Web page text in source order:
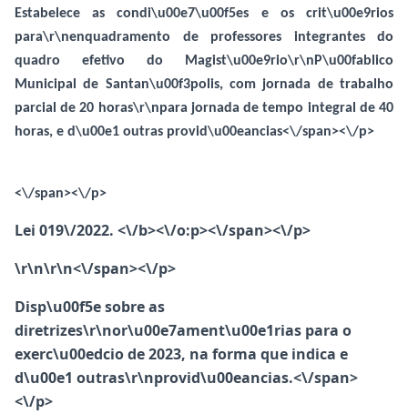
Estabelece as condi\u00e7\u00f5es e os crit\u00e9rios
para\r\nenquadramento de professores integrantes do
quadro efetivo do Magist\u00e9rio\r\nP\u00fablico
Municipal de Santan\u00f3polis, com jornada de trabalho
parcial de 20 horas\r\npara jornada de tempo integral de 40
horas, e d\u00e1 outras provid\u00eancias<\/span><\/p>
<\/span><\/p>
Lei 019\/2022. <\/b><\/o:p><\/span><\/p>
\r\n\r\n<\/span><\/p>
Disp\u00f5e sobre as
diretrizes\r\nor\u00e7ament\u00e1rias para o
exerc\u00edcio de 2023, na forma que indica e
d\u00e1 outras\r\nprovid\u00eancias.<\/span>
<\/p>